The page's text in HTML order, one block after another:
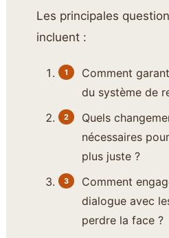
Les principales
incluent :
Comment
du système de
Quels
nécessaires
plus juste ?
Comment
dialogue avec
perdre la face ?